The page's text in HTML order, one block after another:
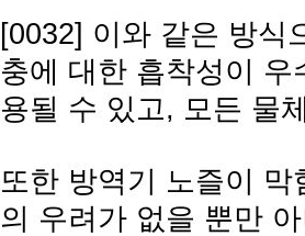
[0032] 이와 같은 방식
충에 대한 흡착성이
용될 수 있고, 모든 물
또한 방역기 노즐이
의 우려가 없을 뿐만